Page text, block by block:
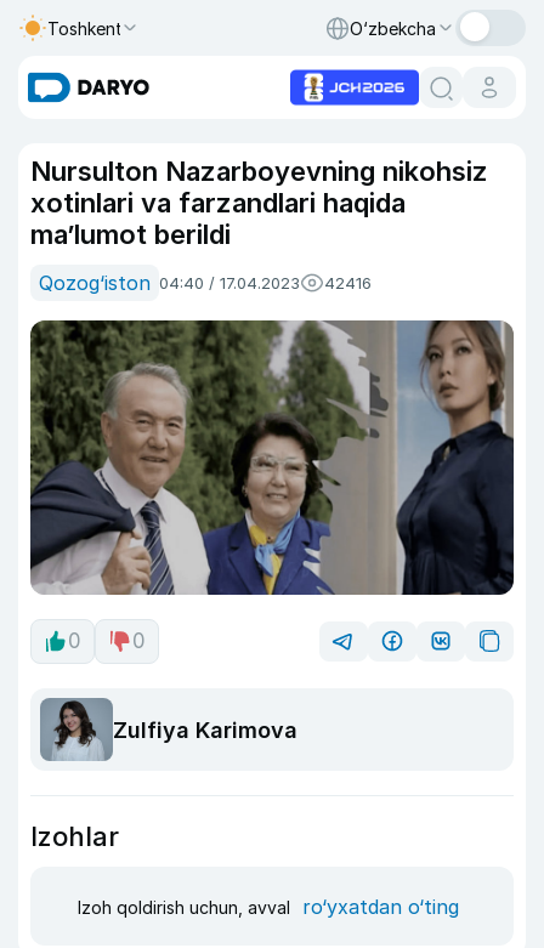
Toshkent O‘zbekcha
Nursulton Nazarboyevning nikohsiz
xotinlari va farzandlari haqida
ma’lumot berildi
Qozog‘iston 04:40 / 17.04.2023 42416
0 0
Zulfiya Karimova
Izohlar
Izoh qoldirish uchun, avval ro‘yxatdan o‘ting